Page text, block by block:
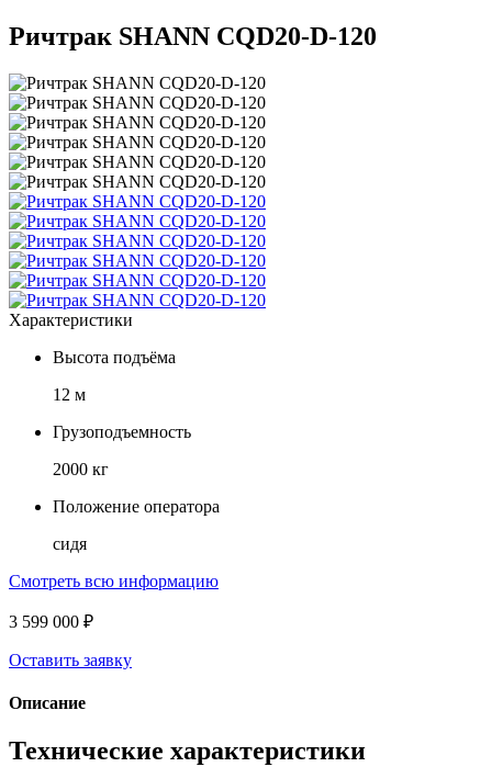
Ричтрак SHANN CQD20-D-120
Характеристики
Высота подъёма
12 м
Грузоподъемность
2000 кг
Положение оператора
сидя
Смотреть всю информацию
3 599 000 ₽
Оставить заявку
Описание
Технические характеристики